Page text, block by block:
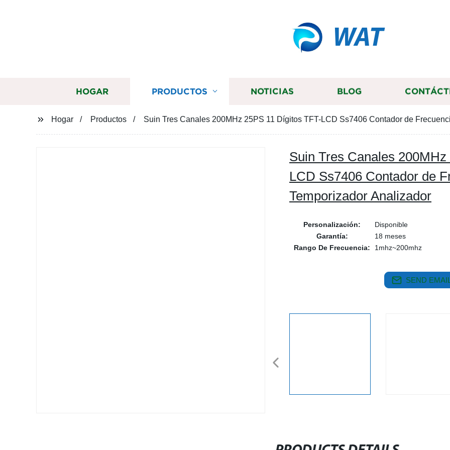
WAT
HOGAR PRODUCTOS NOTICIAS BLOG
Hogar Productos Suin Tres Canales 200MHz 25PS 11 Dígitos TFT-LCD Ss7406 Contador de
Suin Tres Canales
LCD Ss7406 Contador de
Temporizador Analizador
Personalización:
Disponible
Garantía:
18 meses
Rango De Frecuencia:
1mhz~200mhz
SEND